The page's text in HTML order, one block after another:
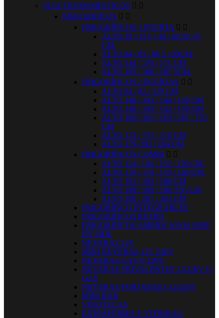
ELECTRODOMESTICOS  
FRIGORIFÍCOS  
FRIGORÍFICOS 1 PUERTA  
ALTO 28 / 33,5 / 40 / 49,50, 55
CM.
ALTO 84 / 85 / 86,5 / 90CM.
ALTO 144 / 170 / 171 CM
ALTO 185 / 186 / 187,5CM.
FRIGORÍFICOS 2 PUERTAS  
ALTO 84 / 85 / 129 CM
ALTO 140 / 143 / 144 / 145 CM
ALTO 148 / 150 / 152 / 159 CM
ALTO 160 / 161 / 165 / 167 / 170
CM
ALTO 172 / 175 / 176 CM
ALTO 179 /183 / 184 CM
FRIGORÍFICOS COMBI  
ALTO 114 / 144 / 152 / 159 CM.
ALTO 170 / 176 / 179 / 180 CM.
ALTO 181 / 185 / 186 CM
ALTO 188 / 189 / 190 /195 CM
ALTO 200 / 201 / 203 CM
FRIGORÍFICO INTEGRABLES
FRIGORIFICOS RETRO
FRIGORIFICOS AMERICANOS SIDE
BY SIDE
NEVERAS 12V
MINI NEVERAS 12V 220V
NEVERAS GAS O 220V
NEVERAS TRIVALENTES 12/220V O
GAS
NEVERAS PORTATILES 12/220V
MINI BAR
VINOTECAS
EXPOSITORES Y VITRINAS.